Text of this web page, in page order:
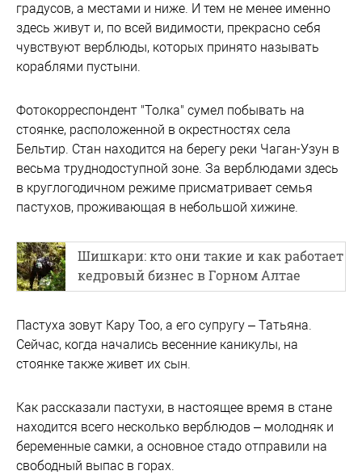
градусов, а местами и ниже. И тем не менее именно
здесь живут и, по всей видимости, прекрасно себя
чувствуют верблюды, которых принято называть
кораблями пустыни.
Фотокорреспондент "Толка" сумел побывать на
стоянке, расположенной в окрестностях села
Бельтир. Стан находится на берегу реки Чаган-Узун в
весьма труднодоступной зоне. За верблюдами здесь
в круглогодичном режиме присматривает семья
пастухов, проживающая в небольшой хижине.
Шишкари: кто они такие и как работает
кедровый бизнес в Горном Алтае
Пастуха зовут Кару Тоо, а его супругу – Татьяна.
Сейчас, когда начались весенние каникулы, на
стоянке также живет их сын.
Как рассказали пастухи, в настоящее время в стане
находится всего несколько верблюдов – молодняк и
беременные самки, а основное стадо отправили на
свободный выпас в горах.